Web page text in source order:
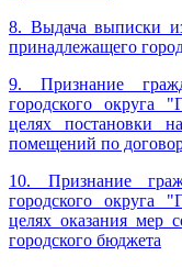
8. Выдача выписки
принадлежащего
9. Признание
городского округа
целях постановки
помещений по
10. Признание
городского округа
целях оказания мер
городского бюджета